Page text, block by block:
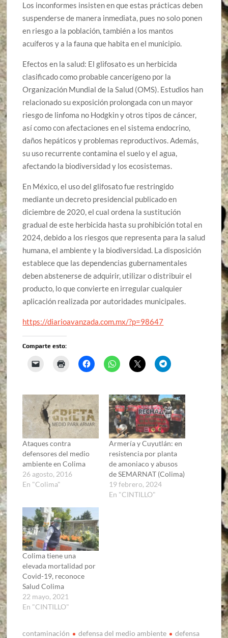
Los inconformes insisten en que estas prácticas deben
suspenderse de manera inmediata, pues no solo ponen
en riesgo a la población, también a los mantos
acuíferos y a la fauna que habita en el municipio.
Efectos en la salud: El glifosato es un herbicida
clasificado como probable cancerígeno por la
Organización Mundial de la Salud (OMS). Estudios han
relacionado su exposición prolongada con un mayor
riesgo de linfoma no Hodgkin y otros tipos de cáncer,
así como con afectaciones en el sistema endocrino,
daños hepáticos y problemas reproductivos. Además,
su uso recurrente contamina el suelo y el agua,
afectando la biodiversidad y los ecosistemas.
En México, el uso del glifosato fue restringido
mediante un decreto presidencial publicado en
diciembre de 2020, el cual ordena la sustitución
gradual de este herbicida hasta su prohibición total en
2024, debido a los riesgos que representa para la salud
humana, el ambiente y la biodiversidad. La disposición
establece que las dependencias gubernamentales
deben abstenerse de adquirir, utilizar o distribuir el
producto, lo que convierte en irregular cualquier
aplicación realizada por autoridades municipales.
https://diarioavanzada.com.mx/?p=98647
Comparte esto:
Ataques contra
defensores del medio
ambiente en Colima
26 agosto, 2016
En "Colima"
Armería y Cuyutlán: en
resistencia por planta
de amoniaco y abusos
de SEMARNAT (Colima)
19 febrero, 2024
En "CINTILLO"
Colima tiene una
elevada mortalidad por
Covid-19, reconoce
Salud Colima
22 mayo, 2021
En "CINTILLO"
contaminación defensa del medio ambiente defensa